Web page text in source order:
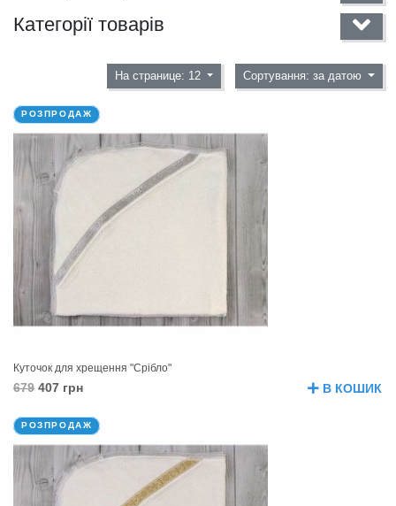
Категорії товарів
На странице: 12 Сортування: за датою
РОЗПРОДАЖ
Куточок для хрещення "Срібло"
679 407 грн В КОШИК
РОЗПРОДАЖ